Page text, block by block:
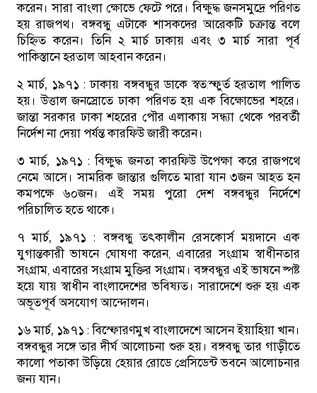
করেন। সারা বাংলা ক্ষোভে ফেটে পরে। বিক্ষুদ্ধ জনসমুদ্রে পরিণত
হয় রাজপথ। বঙ্গবন্ধু এটাকে শাসকদের আরেকটি চক্রান্ত বলে
চিহ্নিত করেন। তিনি ২ মার্চ ঢাকায় এবং ৩ মার্চ সারা পূর্ব
পাকিস্তানে হরতাল আহবান করেন।
২ মার্চ, ১৯৭১ : ঢাকায় বঙ্গবন্ধুর ডাকে স্বত:স্ফুর্ত হরতাল পালিত
হয়। উত্তাল জনস্রোতে ঢাকা পরিণত হয় এক বিক্ষোভের শহরে।
জান্তা সরকার ঢাকা শহরের পৌর এলাকায় সন্ধ্যা থেকে পরবর্তী
নির্দেশ না দেয়া পর্যন্ত কারফিউ জারী করেন।
৩ মার্চ, ১৯৭১ : বিক্ষুদ্ধ জনতা কারফিউ উপেক্ষা করে রাজপথে
নেমে আসে। সামরিক জান্তার গুলিতে মারা যান ৩জন আহত হন
কমপক্ষে ৬০জন। এই সময় পুরো দেশ বঙ্গবন্ধুর নির্দেশে
পরিচালিত হতে থাকে।
৭ মার্চ, ১৯৭১ : বঙ্গবন্ধু তৎকালীন রেসকোর্স ময়দানে এক
যুগান্তকারী ভাষনে ঘোষণা করেন, এবারের সংগ্রাম স্বাধীনতার
সংগ্রাম, এবারের সংগ্রাম মুক্তির সংগ্রাম। বঙ্গবন্ধুর এই ভাষনে ষ্পষ্ট
হয়ে যায় স্বাধীন বাংলাদেশের ভবিষ্যত। সারাদেশে শুরু হয় এক
অভূতপূর্ব অসযোগ আন্দোলন।
১৬ মার্চ, ১৯৭১ : বিস্ফোরণমুখ বাংলাদেশে আসেন ইয়াহিয়া খান।
বঙ্গবন্ধুর সঙ্গে তার দীর্ঘ আলোচনা শুরু হয়। বঙ্গবন্ধু তার গাড়ীতে
কালো পতাকা উড়িয়ে হেয়ার রোডে প্রেসিডেন্ট ভবনে আলোচনার
জন্য যান।